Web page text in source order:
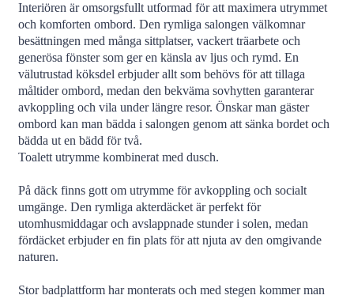
Interiören är omsorgsfullt utformad för att maximera utrymmet
och komforten ombord. Den rymliga salongen välkomnar
besättningen med många sittplatser, vackert träarbete och
generösa fönster som ger en känsla av ljus och rymd. En
välutrustad köksdel erbjuder allt som behövs för att tillaga
måltider ombord, medan den bekväma sovhytten garanterar
avkoppling och vila under längre resor. Önskar man gäster
ombord kan man bädda i salongen genom att sänka bordet och
bädda ut en bädd för två.
Toalett utrymme kombinerat med dusch.
På däck finns gott om utrymme för avkoppling och socialt
umgänge. Den rymliga akterdäcket är perfekt för
utomhusmiddagar och avslappnade stunder i solen, medan
fördäcket erbjuder en fin plats för att njuta av den omgivande
naturen.
Stor badplattform har monterats och med stegen kommer man